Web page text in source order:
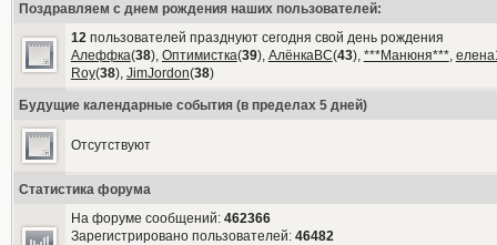
Поздравляем с днем рождения наших пользователей:
12пользователей празднуют сегодня свой день рождения
Алеффка(38), Оптимистка(39), АлёнкаВС(43), ***Манюня***,
Roy(38), JimJordon(38)
Будущие календарные события (в пределах 5 дней)
Отсутствуют
Статистика форума
На форуме сообщений: 462366
Зарегистрировано пользователей: 46482